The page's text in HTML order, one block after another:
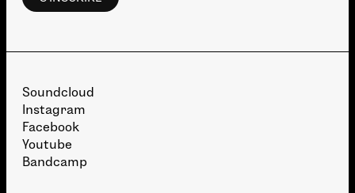
Soundcloud
Instagram
Facebook
Youtube
Bandcamp